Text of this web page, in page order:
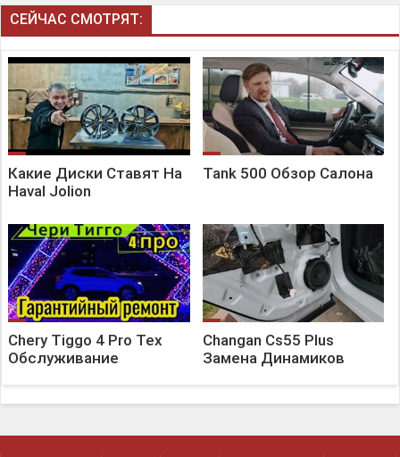
СЕЙЧАС СМОТРЯТ:
Какие Диски Ставят На
Haval Jolion
Tank 500 Обзор Салона
Chery Tiggo 4 Pro Тех
Обслуживание
Changan Cs55 Plus
Замена Динамиков